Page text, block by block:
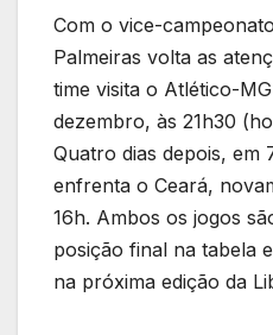
Com o vice-
Palmeiras volta as
time visita o Atlético-
dezembro, às 21h30
Quatro dias depois, em
enfrenta o Ceará,
16h. Ambos os jogos
posição final na tabela
na próxima edição da